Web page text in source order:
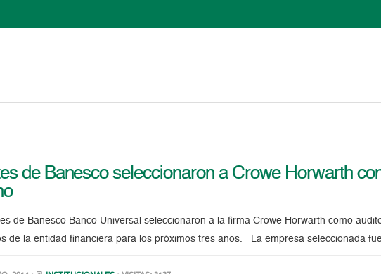
de Banesco seleccionaron a Crowe Horwarth
de Banesco Banco Universal seleccionaron a la firma Crowe Horwarth como
de la entidad financiera para los próximos tres años. La empresa seleccionada